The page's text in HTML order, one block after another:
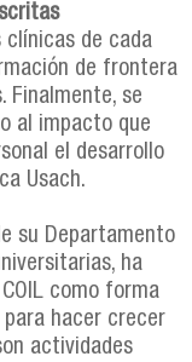
clínicas de cada
de frontera
Finalmente, se
al impacto que
el desarrollo
Usach.
su Departamento
ha
como forma
hacer crecer
actividades